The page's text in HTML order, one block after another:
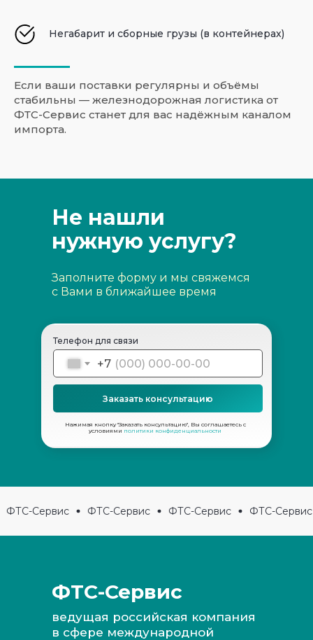
Негабарит и сборные грузы (в контейнерах)
Если ваши поставки регулярны и объёмы
стабильны — железнодорожная логистика от
ФТС-Сервис станет для вас надёжным каналом
импорта.
Нажимая кнопку "Заказать консультацию", Вы соглашаетесь с
условиями политики конфиденциальности
Телефон для связи
+7
Заказать консультацию
Не нашли
нужную услугу?
Заполните форму и мы свяжемся
с Вами в ближайшее время
ФТС-Сервис ФТС-Сервис ФТС-Сервис ФТС-Сервис
ведущая российская компания
в сфере международной
ФТС-Сервис